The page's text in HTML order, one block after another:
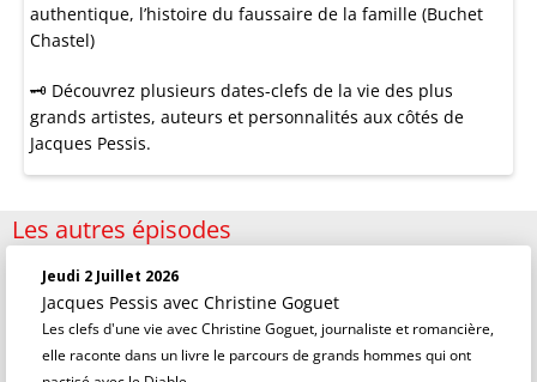
authentique, l’histoire du faussaire de la famille (Buchet
Chastel)
🗝 Découvrez plusieurs dates-clefs de la vie des plus
grands artistes, auteurs et personnalités aux côtés de
Jacques Pessis.
Les autres épisodes
Jeudi 2 Juillet 2026
Jacques Pessis avec Christine Goguet
Les clefs d'une vie avec Christine Goguet, journaliste et romancière,
elle raconte dans un livre le parcours de grands hommes qui ont